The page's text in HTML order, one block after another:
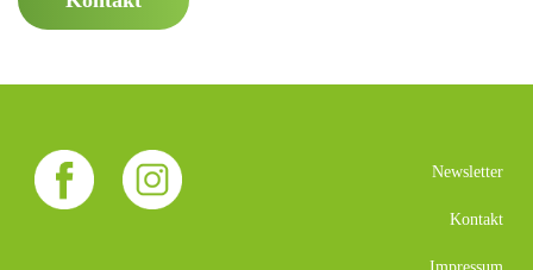
Newsletter
Kontakt